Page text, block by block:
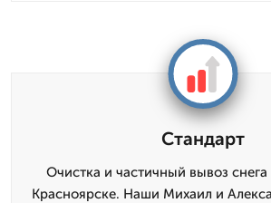
Стандарт
Очистка и частичный вывоз снега
Красноярске. Наши Михаил и